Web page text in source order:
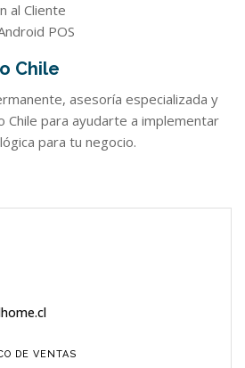
al Cliente
POS
Chile
asesoría especializada y
Chile para ayudarte a implementar
para tu negocio.
DE VENTAS